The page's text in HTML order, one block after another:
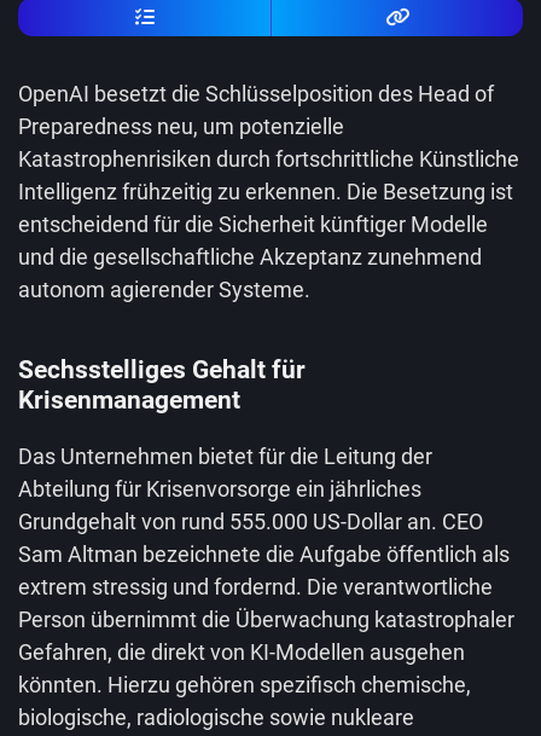
OpenAI besetzt die Schlüsselposition des Head of
Preparedness neu, um potenzielle
Katastrophenrisiken durch fortschrittliche Künstliche
Intelligenz frühzeitig zu erkennen. Die Besetzung ist
entscheidend für die Sicherheit künftiger Modelle
und die gesellschaftliche Akzeptanz zunehmend
autonom agierender Systeme.
Sechsstelliges Gehalt für
Krisenmanagement
Das Unternehmen bietet für die Leitung der
Abteilung für Krisenvorsorge ein jährliches
Grundgehalt von rund 555.000 US-Dollar an. CEO
Sam Altman bezeichnete die Aufgabe öffentlich als
extrem stressig und fordernd. Die verantwortliche
Person übernimmt die Überwachung katastrophaler
Gefahren, die direkt von KI-Modellen ausgehen
könnten. Hierzu gehören spezifisch chemische,
biologische, radiologische sowie nukleare